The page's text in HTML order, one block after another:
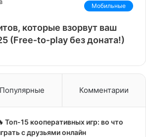
Мобильные
которые взорвут ваш
(Free‑to‑play без доната!)
Популярные Комментарии
Топ-15 кооперативных игр: во что
с друзьями онлайн